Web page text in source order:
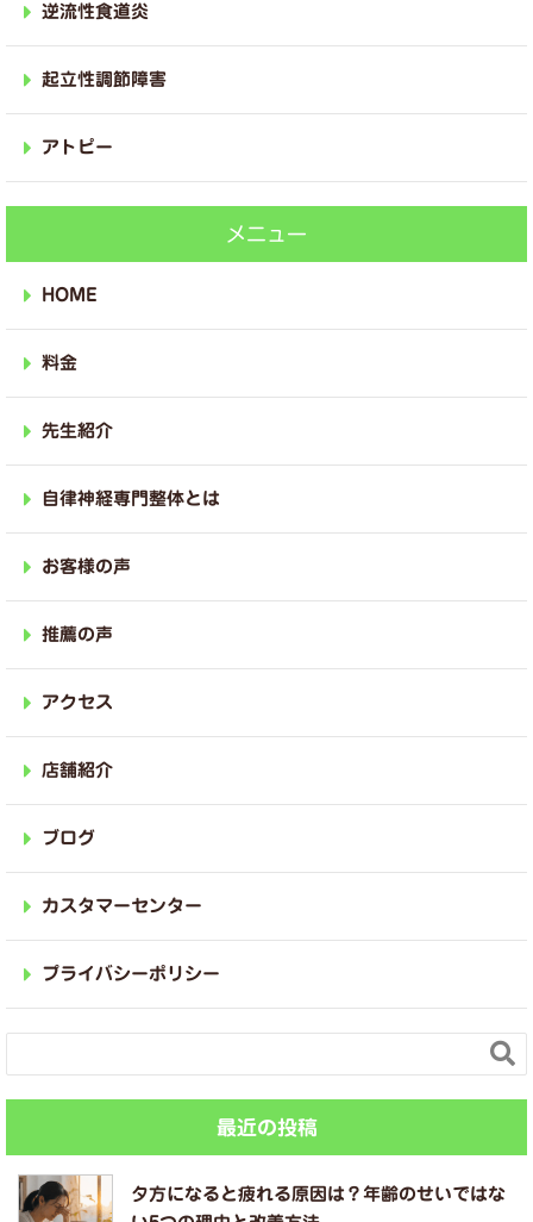
逆流性食道炎
起立性調節障害
アトピー
メニュー
HOME
料金
先生紹介
自律神経専門整体とは
お客様の声
推薦の声
アクセス
店舗紹介
ブログ
カスタマーセンター
プライバシーポリシー

最近の投稿
夕方になると疲れる原因は？年齢のせいではな